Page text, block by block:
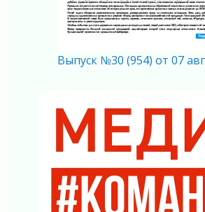
Память, сталь и музыка
04 августа 2026
Регион готовится к выборам
Никакого принуждения,
Без риска для здоровья и
04 августа 2026
Важная информация
04 августа 2026
Что делать со сбережениями
04 августа 2026
Выпуск №30 (954) от 07